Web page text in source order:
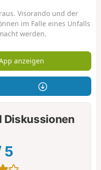
Visorando und der
im Falle eines Unfalls
werden.
anzeigen
Diskussionen
5